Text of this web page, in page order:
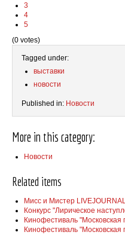
3
4
5
(0 votes)
Tagged under:
выставки
новости
Published in: Новости
More in this category:
Новости
Related items
Мисс и Мистер
Конкурс "Лирическое
Кинофестиваль "Московская
Кинофестиваль "Московская